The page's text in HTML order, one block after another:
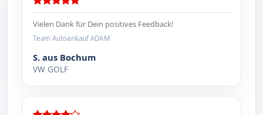
Vielen Dank für Dein positives Feedback!
Team Autoankauf ADAM
S. aus Bochum
VW GOLF